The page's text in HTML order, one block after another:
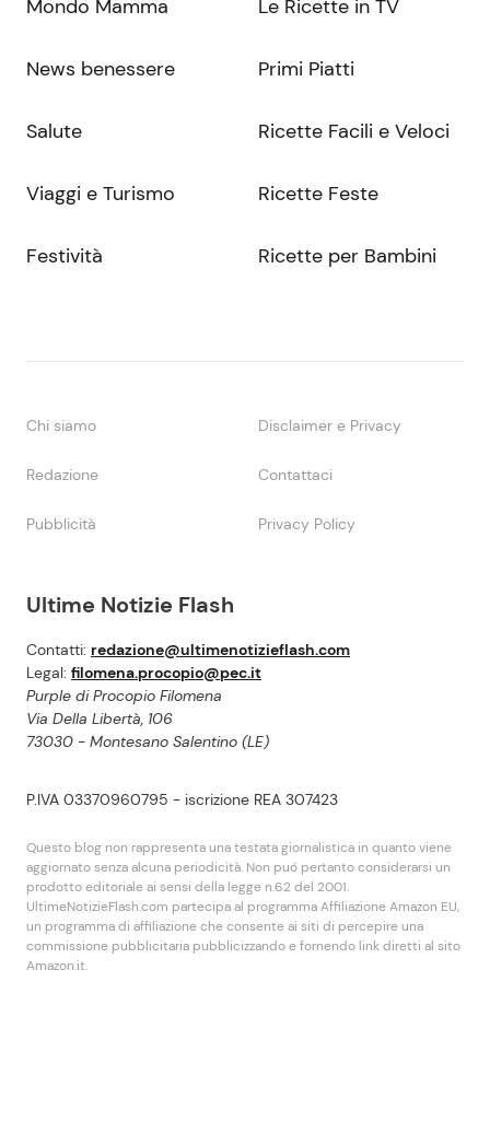
Ultime Notizie Flash
Contatti: redazione@ultimenotizieflash.com
Legal: filomena.procopio@pec.it
Purple di Procopio Filomena
Via Della Libertà, 106
73030 - Montesano Salentino (LE)
P.IVA 03370960795 - iscrizione REA 307423
Questo blog non rappresenta una testata giornalistica in quanto viene
aggiornato senza alcuna periodicità. Non puó pertanto considerarsi un
prodotto editoriale ai sensi della legge n.62 del 2001.
UltimeNotizieFlash.com partecipa al programma Affiliazione Amazon EU,
un programma di affiliazione che consente ai siti di percepire una
commissione pubblicitaria pubblicizzando e fornendo link diretti al sito
Amazon.it.
Mondo Mamma
News benessere
Salute
Viaggi e Turismo
Festività
Le Ricette in TV
Primi Piatti
Ricette Facili e Veloci
Ricette Feste
Ricette per Bambini
Chi siamo Disclaimer e Privacy
Redazione Contattaci
Pubblicità Privacy Policy